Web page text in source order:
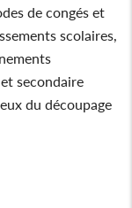
de congés et
scolaires,
secondaire
du découpage